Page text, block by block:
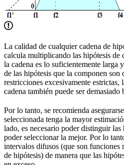
La calidad de cualquier cadena de
calcula multiplicando las hipótesis de
la cadena es lo suficientemente larga
de las hipótesis que la componen son
restricciones excesivamente estrictas,
cadena también puede ser demasiado
Por lo tanto, se recomienda
seleccionada tenga la mayor
lado, es necesario poder distinguir
poder seleccionar la mejor. Por lo
intervalos difusos (que son funciones
de hipótesis) de manera que las